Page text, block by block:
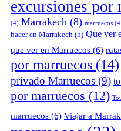
excursiones por
(4) Marrakech (8) marruecos
hacer en Marrakech (5) Que ver
que ver en Marruecos (6)
por marruecos (14)
privado Marruecos (9)
por marruecos (12)
marruecos (6) Viajar a